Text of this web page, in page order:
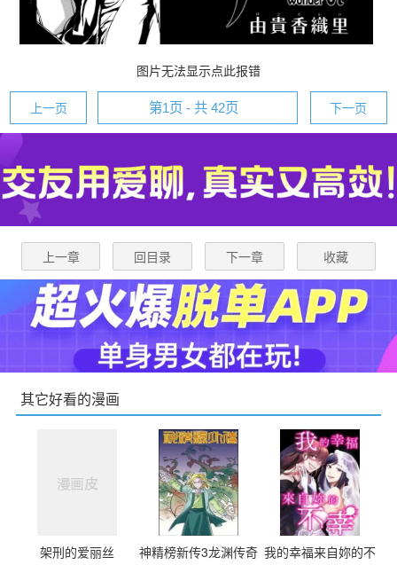
图片无法显示点此报错
上一页 下一页
上一章 回目录 下一章 收藏
其它好看的漫画
架刑的爱丽丝 神精榜新传3龙渊传奇 我的幸福来自妳的不